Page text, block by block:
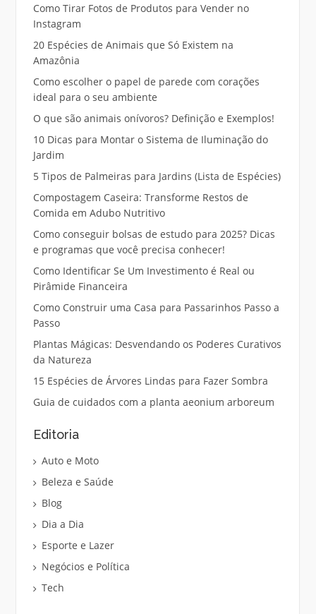
Como Tirar Fotos de Produtos para Vender no
Instagram
20 Espécies de Animais que Só Existem na
Amazônia
Como escolher o papel de parede com corações
ideal para o seu ambiente
O que são animais onívoros? Definição e Exemplos!
10 Dicas para Montar o Sistema de Iluminação do
Jardim
5 Tipos de Palmeiras para Jardins (Lista de Espécies)
Compostagem Caseira: Transforme Restos de
Comida em Adubo Nutritivo
Como conseguir bolsas de estudo para 2025? Dicas
e programas que você precisa conhecer!
Como Identificar Se Um Investimento é Real ou
Pirâmide Financeira
Como Construir uma Casa para Passarinhos Passo a
Passo
Plantas Mágicas: Desvendando os Poderes Curativos
da Natureza
15 Espécies de Árvores Lindas para Fazer Sombra
Guia de cuidados com a planta aeonium arboreum
Editoria
Auto e Moto
Beleza e Saúde
Blog
Dia a Dia
Esporte e Lazer
Negócios e Política
Tech